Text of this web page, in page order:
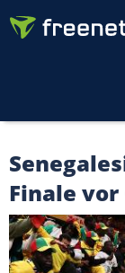
Finale